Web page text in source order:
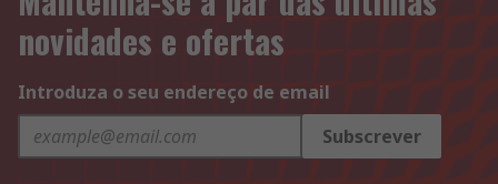
novidades e ofertas
Introduza o seu endereço de email
Subscrever